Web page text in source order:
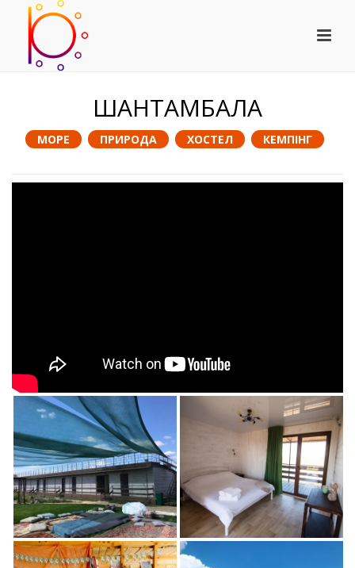
ШАНТАМБАЛА
МОРЕ ПРИРОДА ХОСТЕЛ КЕМПІНГ